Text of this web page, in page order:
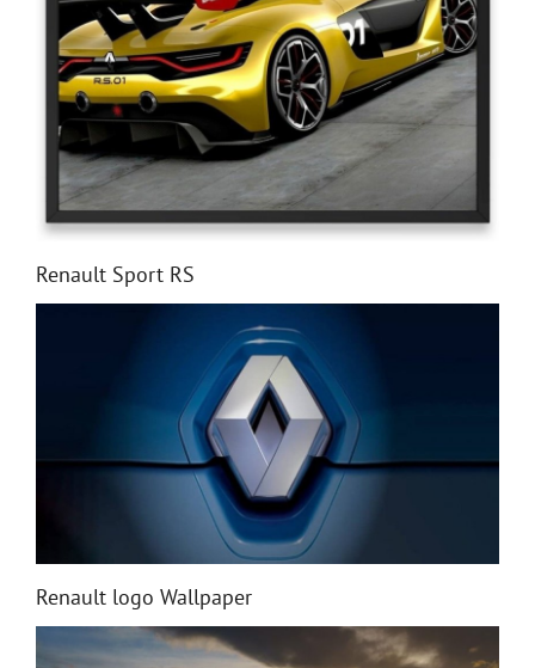
Renault Sport RS
Renault logo Wallpaper